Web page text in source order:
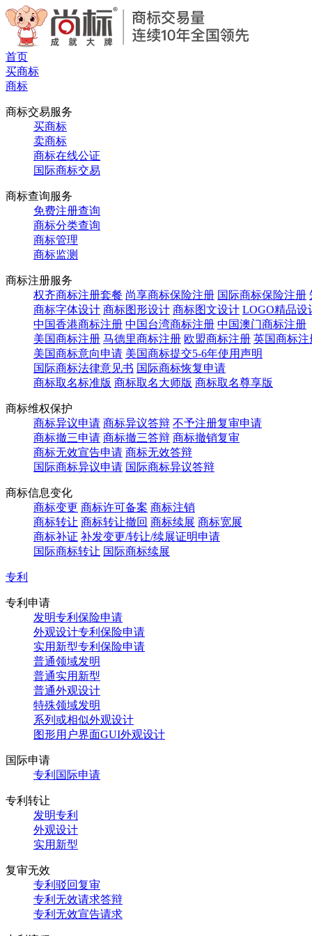
首页
买商标
商标
商标交易服务
买商标
卖商标
商标在线公证
国际商标交易
商标查询服务
免费注册查询
商标分类查询
商标管理
商标监测
商标注册服务
权齐商标注册套餐 尚享商标保险注册 国际商标保险注册
商标字体设计 商标图形设计 商标图文设计 LOGO精品设
中国香港商标注册 中国台湾商标注册 中国澳门商标注册
美国商标注册 马德里商标注册 欧盟商标注册 英国商标注
美国商标意向申请 美国商标提交5-6年使用声明
国际商标法律意见书 国际商标恢复申请
商标取名标准版 商标取名大师版 商标取名尊享版
商标维权保护
商标异议申请 商标异议答辩 不予注册复审申请
商标撤三申请 商标撤三答辩 商标撤销复审
商标无效宣告申请 商标无效答辩
国际商标异议申请 国际商标异议答辩
商标信息变化
商标变更 商标许可备案 商标注销
商标转让 商标转让撤回 商标续展 商标宽展
商标补证 补发变更/转让/续展证明申请
国际商标转让 国际商标续展
专利
专利申请
发明专利保险申请
外观设计专利保险申请
实用新型专利保险申请
普通领域发明
普通实用新型
普通外观设计
特殊领域发明
系列或相似外观设计
图形用户界面GUI外观设计
国际申请
专利国际申请
专利转让
发明专利
外观设计
实用新型
复审无效
专利驳回复审
专利无效请求答辩
专利无效宣告请求